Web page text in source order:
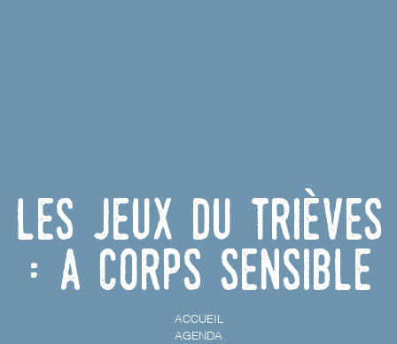
Les Jeux du Trièves
: À corps sensible
ACCUEIL
AGENDA